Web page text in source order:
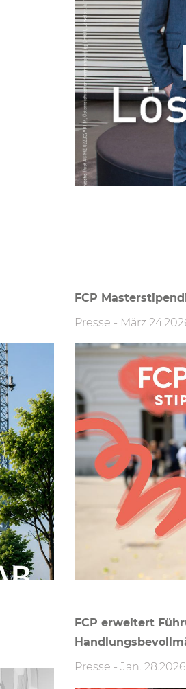
FCP
Presse - März
FCP erweitert
Presse - Jan. 28.2026